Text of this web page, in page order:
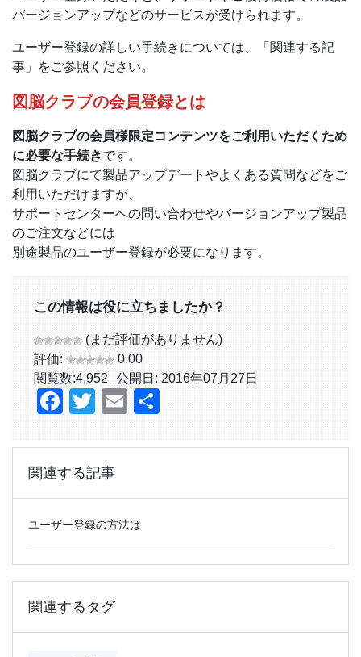
バージョンアップなどのサービスが受けられます。
ユーザー登録の詳しい手続きについては、「関連する記
事」をご参照ください。
図脳クラブの会員登録とは
図脳クラブの会員様限定コンテンツをご利用いただくため
に必要な手続きです。
図脳クラブにて製品アップデートやよくある質問などをご
利用いただけますが、
サポートセンターへの問い合わせやバージョンアップ製品
のご注文などには
別途製品のユーザー登録が必要になります。
この情報は役に立ちましたか？
(まだ評価がありません)
評価:
0.00
閲覧数:4,952 公開日: 2016年07月27日
Facebook
TwitterEmail
関連する記事
ユーザー登録の方法は
関連するタグ